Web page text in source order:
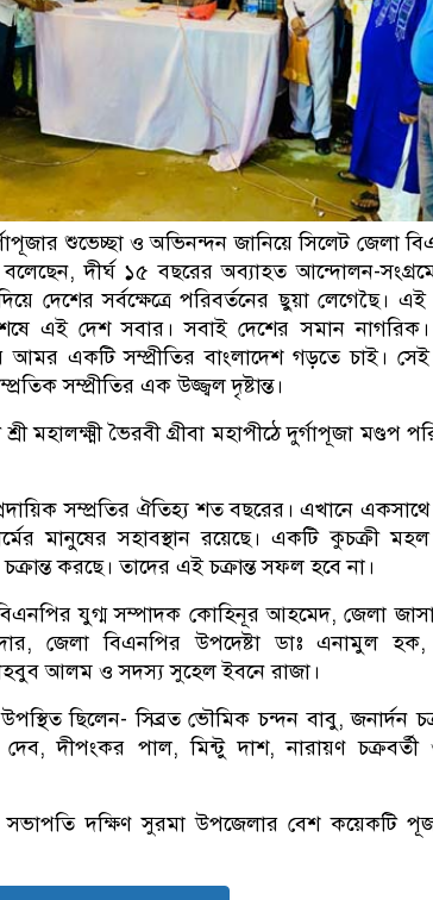
শুভেচ্ছা ও অভিনন্দন জানিয়ে সিলেট জেলা
দীর্ঘ ১৫ বছরের অব্যাহত আন্দোলন-
দেশের সর্বক্ষেত্রে পরিবর্তনের ছুয়া লেগেছৈ। এই
এই দেশ সবার। সবাই দেশের সমান
আমর একটি সম্প্রীতির বাংলাদেশ গড়তে চাই। সেই
সম্প্রীতির এক উজ্জ্বল দৃষ্টান্ত।
মহালক্ষ্মী ভৈরবী গ্রীবা মহাপীঠে দুর্গাপূজা মণ্ডপ
সম্প্রতির ঐতিহ্য শত বছরের। এখানে
মানুষের সহাবস্থান রয়েছে। একটি কুচক্রী মহল
করছে। তাদের এই চক্রান্ত সফল হবে না।
যুগ্ম সম্পাদক কোহিনূর আহমেদ, জেলা
জেলা বিএনপির উপদেষ্টা ডাঃ এনামুল হক,
আলম ও সদস্য সুহেল ইবনে রাজা।
ছিলেন- সিব্রত ভৌমিক চন্দন বাবু, জনার্দন
দীপংকর পাল, মিন্টু দাশ, নারায়ণ চক্রবর্তী
সভাপতি দক্ষিণ সুরমা উপজেলার বেশ কয়েকটি